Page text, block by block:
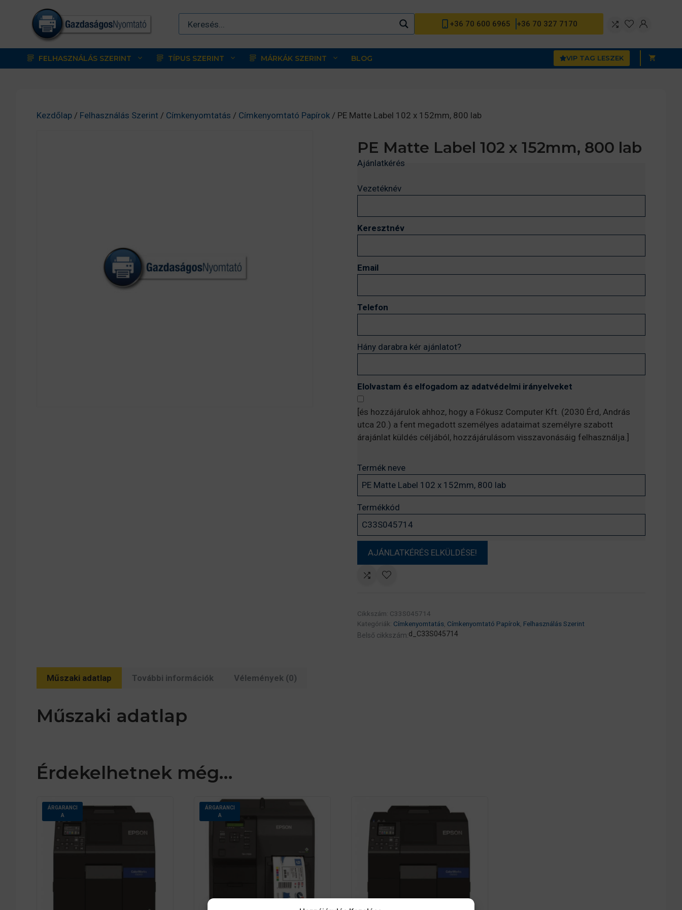
tartalomba
+36 70 600 6965 +36 70 327 7170
FELHASZNÁLÁS SZERINT TÍPUS SZERINT MÁRKÁK SZERINT BLOG VIP TAG LESZEK
Kezdőlap / Felhasználás Szerint / Címkenyomtatás / Címkenyomtató Papírok / PE Matte Label 102 x 152mm, 800 lab
PE Matte Label 102 x 152mm, 800 lab
Ajánlatkérés
Vezetéknév
Keresztnév
Email
Telefon
Hány darabra kér ajánlatot?
Elolvastam és elfogadom az adatvédelmi irányelveket
[és hozzájárulok ahhoz, hogy a Fókusz Computer Kft. (2030 Érd, András
utca 20.) a fent megadott személyes adataimat személyre szabott
árajánlat küldés céljából, hozzájárulásom visszavonásáig felhasználja.]
Termék neve
Termékkód
Cikkszám: C33S045714
Kategóriák: Címkenyomtatás Címkenyomtató Papírok Felhasználás Szerint
Belső cikkszám:d_C33S045714
Műszaki adatlap További információk Vélemények (0)
Műszaki adatlap
Érdekelhetnek még…
ÁRGARANCI
A
ÁRGARANCI
A